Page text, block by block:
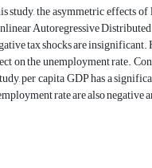
study, the asymmetric effects
Autoregressive
tax shocks are
on the unemployment rate.
per capita GDP has a
rate are also